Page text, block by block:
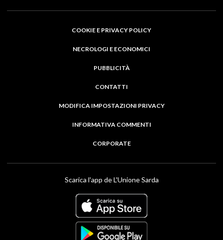
COOKIE E PRIVACY POLICY
NECROLOGI E ECONOMICI
PUBBLICITÀ
CONTATTI
MODIFICA IMPOSTAZIONI PRIVACY
INFORMATIVA COMMENTI
CORPORATE
Scarica l'app de L'Unione Sarda